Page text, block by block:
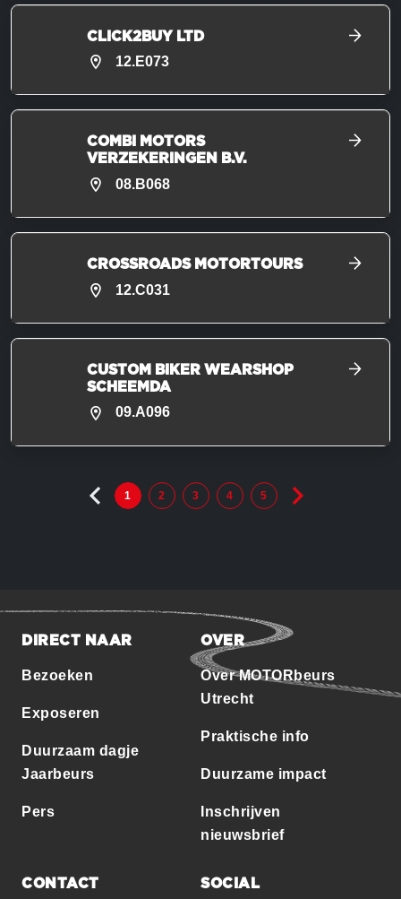
CLICK2BUY LTD
12.E073
COMBI MOTORS
VERZEKERINGEN B.V.
08.B068
CROSSROADS MOTORTOURS
12.C031
CUSTOM BIKER WEARSHOP
SCHEEMDA
09.A096
1 2 3 4 5
DIRECT NAAR
Bezoeken
Exposeren
Duurzaam dagje
Jaarbeurs
Pers
OVER
Over MOTORbeurs
Utrecht
Praktische info
Duurzame impact
Inschrijven
nieuwsbrief
CONTACT SOCIAL